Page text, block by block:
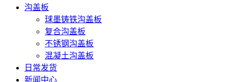
沟盖板
球墨铸铁沟盖板
复合沟盖板
不锈钢沟盖板
混凝土沟盖板
日常发货
新闻中心